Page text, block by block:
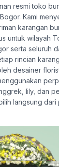
resmi toko
. Kami
karangan
untuk wilayah
serta seluruh
rincian
desainer
lily, dan
langsung dari